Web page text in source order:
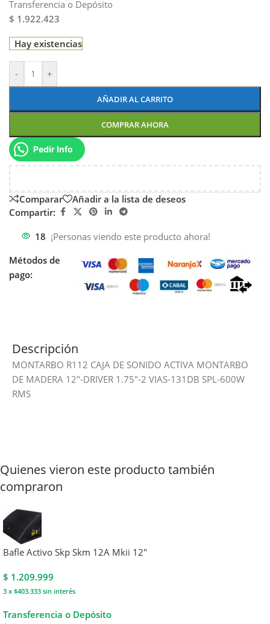
Transferencia o Depósito
$ 1.922.423
Hay existencias
- +
AÑADIR AL CARRITO
COMPRAR AHORA
Pedir Info
Comparar
Añadir a la lista de deseos
Compartir:
18 ¡Personas viendo este producto ahora!
Métodos de
pago:
Descripción
MONTARBO R112 CAJA DE SONIDO ACTIVA MONTARBO
DE MADERA 12″-DRIVER 1.75″-2 VIAS-131DB SPL-600W
RMS
Quienes vieron este producto también
compraron
Bafle Activo Skp Skm 12A Mkii 12″
$ 1.209.999
3 x $403.333 sin interés
Transferencia o Depósito